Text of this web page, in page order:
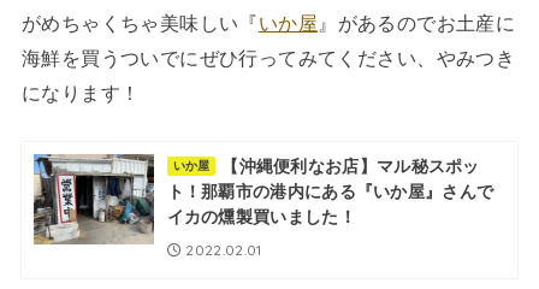
がめちゃくちゃ美味しい『いか屋 』があるのでお土産に
海鮮を買うついでにぜひ行ってみてください、やみつき
になります！
いか屋
【沖縄便利なお店】マル秘スポッ
ト！那覇市の港内にある『いか屋』さんで
イカの燻製買いました！
2022.02.01